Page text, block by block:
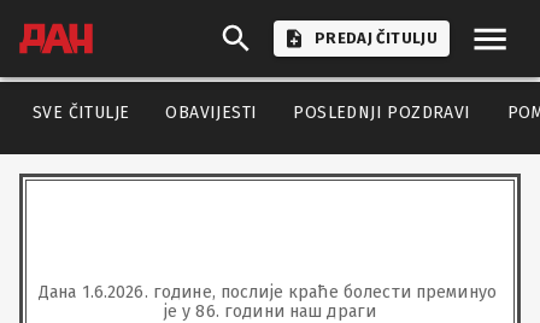
PREDAJ ČITULJU
SVE ČITULJE OBAVIJESTI POSLEDNJI POZDRAVI
Дана 1.6.2026. године, послије краће болести преминуо
је у 86. години наш драги